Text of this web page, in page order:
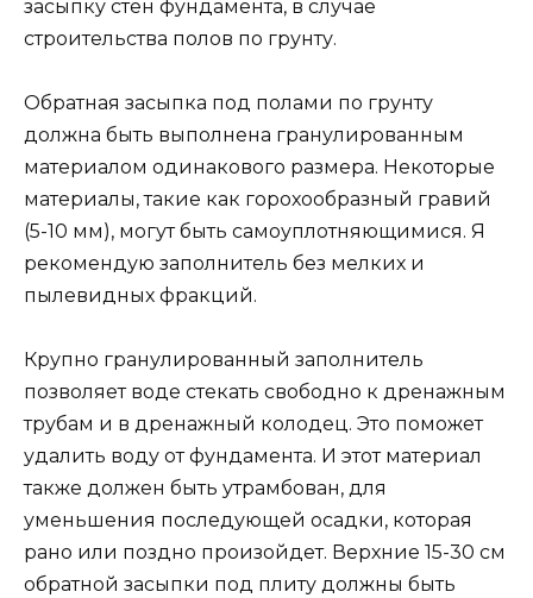
засыпку стен фундамента, в случае
строительства полов по грунту.
Обратная засыпка под полами по грунту
должна быть выполнена гранулированным
материалом одинакового размера. Некоторые
материалы, такие как горохообразный гравий
(5-10 мм), могут быть самоуплотняющимися. Я
рекомендую заполнитель без мелких и
пылевидных фракций.
Крупно гранулированный заполнитель
позволяет воде стекать свободно к дренажным
трубам и в дренажный колодец. Это поможет
удалить воду от фундамента. И этот материал
также должен быть утрамбован, для
уменьшения последующей осадки, которая
рано или поздно произойдет. Верхние 15-30 см
обратной засыпки под плиту должны быть